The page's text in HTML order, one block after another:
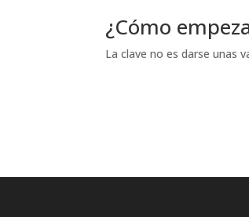
¿Cómo
La clave no es darse unas